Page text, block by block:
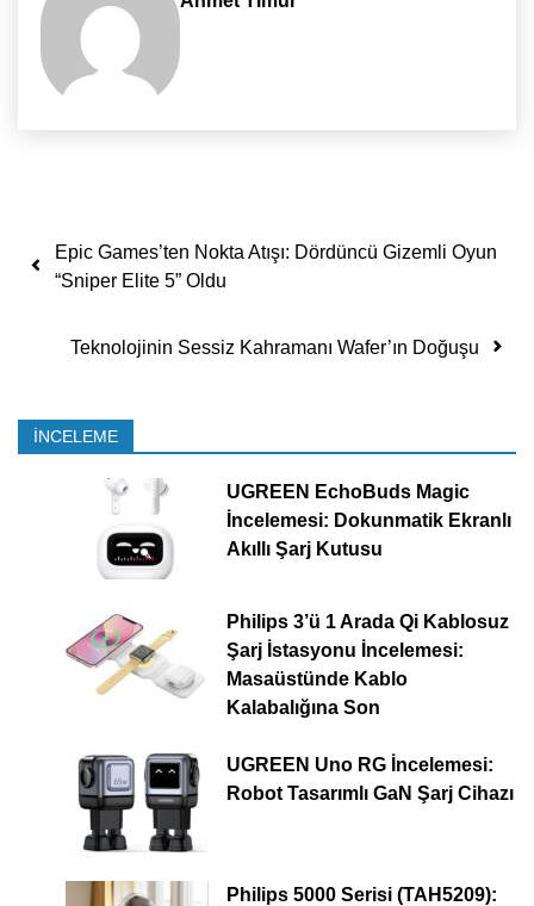
Yazı dolaşımı
Epic Games’ten Nokta Atışı: Dördüncü Gizemli Oyun
“Sniper Elite 5” Oldu
Teknolojinin Sessiz Kahramanı Wafer’ın Doğuşu
İNCELEME
UGREEN EchoBuds Magic
İncelemesi: Dokunmatik Ekranlı
Akıllı Şarj Kutusu
Philips 3’ü 1 Arada Qi Kablosuz
Şarj İstasyonu İncelemesi:
Masaüstünde Kablo
Kalabalığına Son
UGREEN Uno RG İncelemesi:
Robot Tasarımlı GaN Şarj Cihazı
Philips 5000 Serisi (TAH5209):